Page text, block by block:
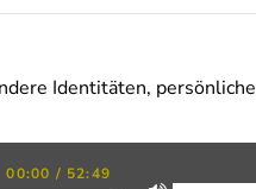
Identitäten, persönliche
00:00 / 52:49